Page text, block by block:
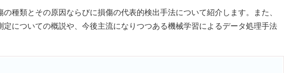
種類とその原因ならびに損傷の代表的検出手法について紹介します。また、
定についての概説や、今後主流になりつつある機械学習によるデータ処理手法